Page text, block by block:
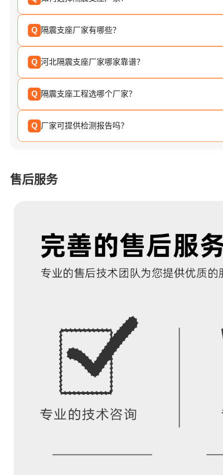
Q 隔震支座厂家有哪些？
Q 河北隔震支座厂家哪家靠谱？
Q 隔震支座工程选哪个厂家？
Q 厂家可提供检测报告吗？
售后服务